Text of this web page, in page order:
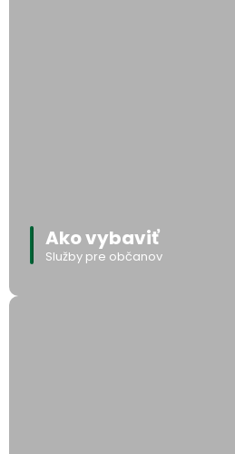
Ako vybaviť
Služby pre občanov